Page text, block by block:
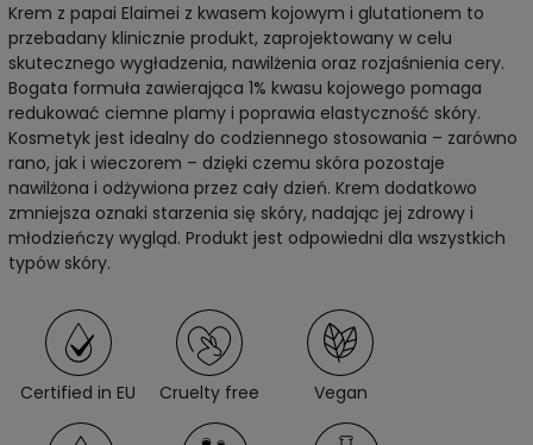
Krem z papai Elaimei z kwasem kojowym i glutationem to
przebadany klinicznie produkt, zaprojektowany w celu
skutecznego wygładzenia, nawilżenia oraz rozjaśnienia cery.
Bogata formuła zawierająca 1% kwasu kojowego pomaga
redukować ciemne plamy i poprawia elastyczność skóry.
Kosmetyk jest idealny do codziennego stosowania – zarówno
rano, jak i wieczorem – dzięki czemu skóra pozostaje
nawilżona i odżywiona przez cały dzień. Krem dodatkowo
zmniejsza oznaki starzenia się skóry, nadając jej zdrowy i
młodzieńczy wygląd. Produkt jest odpowiedni dla wszystkich
typów skóry.
Certified in EU Cruelty free Vegan